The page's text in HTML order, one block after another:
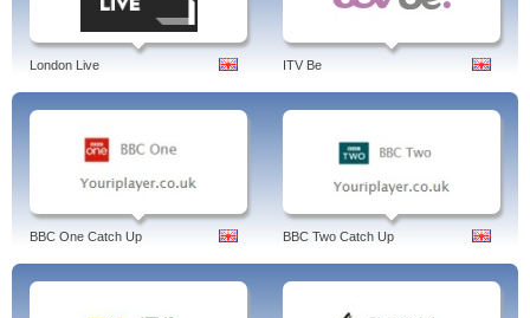
London Live ITV Be
BBC One Catch Up BBC Two Catch Up